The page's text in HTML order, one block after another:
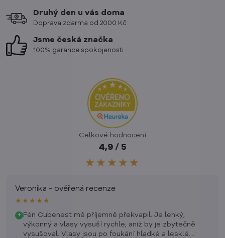
Druhý den u vás doma
Doprava zdarma od 2000 Kč
Jsme česká značka
100% garance spokojenosti
Celkové hodnocení
4,9 / 5
★★★★★
Veronika - ověřená recenze
★★★★★
+
Fén Cubenest mě příjemně překvapil. Je lehký,
výkonný a vlasy vysuší rychle, aniž by je zbytečně
vysušoval. Vlasy jsou po foukání hladké a lesklé.